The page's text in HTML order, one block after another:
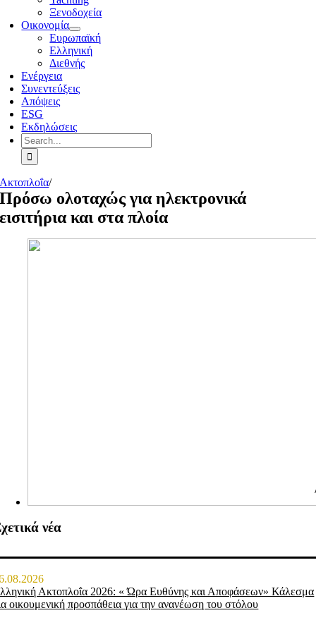
Ξενοδοχεία
Οικονομία
Ευρωπαϊκή
Ελληνική
Διεθνής
Ενέργεια
Συνεντεύξεις
Απόψεις
ESG
Εκδηλώσεις
Search
for:
Ακτοπλοΐα/
Πρόσω ολοταχώς για ηλεκτρονικά
εισιτήρια και στα πλοία
νέα
Ακτοπλοΐα 2026: « Ώρα Ευθύνης και Αποφάσεων» Κάλεσμα
οικουμενική προσπάθεια για την ανανέωση του στόλου